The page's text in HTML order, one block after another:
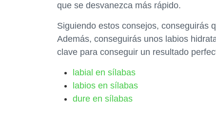
que se desvanezca más rápido.
Siguiendo estos consejos, conseguirás
Además, conseguirás unos labios
clave para conseguir un resultado
labial en sílabas
labios en sílabas
dure en sílabas